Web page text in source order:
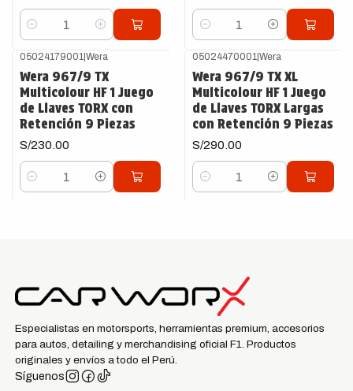
Cantidad Cantidad
05024179001 |Wera
Wera 967/9 TX
Multicolour HF 1 Juego
de Llaves TORX con
Retención 9 Piezas
S/230.00
Cantidad
05024470001 |Wera
Wera 967/9 TX XL
Multicolour HF 1 Juego
de Llaves TORX Largas
con Retención 9 Piezas
S/290.00
Cantidad
Especialistas en motorsports, herramientas premium, accesorios
para autos, detailing y merchandising oficial F1. Productos
originales y envíos a todo el Perú.
Síguenos